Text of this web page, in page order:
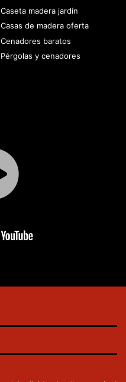
Caseta madera jardín
Casas de madera oferta
Cenadores baratos
Pérgolas y cenadores